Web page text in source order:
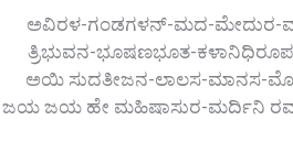
ಅವಿರಳ-ಗಂಡಗಳನ್-ಮದ-ಮೇದುರ-
ತ್ರಿಭುವನ-ಭೂಷಣಭೂತ-
ಅಯಿ ಸುದತೀಜನ-ಲಾಲಸ-ಮಾನಸ-
ಜಯ ಜಯ ಹೇ ಮಹಿಷಾಸುರ-ಮರ್ದಿನಿ